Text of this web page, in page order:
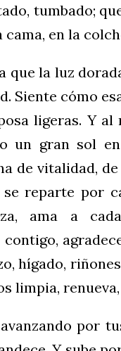
tumbado;
cama, en la
que la luz
Siente cómo
ligeras. Y
un gran sol
de vitalidad,
reparte por
ama a
hígado,
limpia,
por